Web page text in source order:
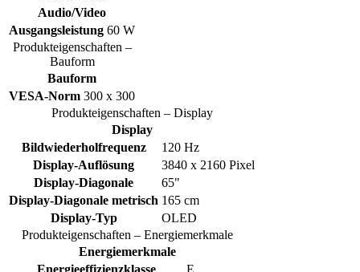
Audio/Video
Ausgangsleistung 60 W
Produkteigenschaften –
Bauform
Bauform
VESA-Norm 300 x 300
Produkteigenschaften – Display
Display
Bildwiederholfrequenz
120 Hz
Display-Auflösung
3840 x 2160 Pixel
Display-Diagonale
65"
Display-Diagonale metrisch 165 cm
Display-Typ
OLED
Produkteigenschaften – Energiemerkmale
Energiemerkmale
Energieeffizienzklasse
E